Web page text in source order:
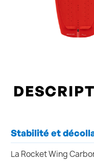
Stabilité et
La Rocket Wing